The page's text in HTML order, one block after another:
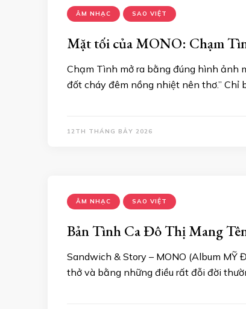
ÂM NHẠC SAO VIỆT
Mặt tối của MONO: Chạm
Chạm Tình mở ra bằng đúng hình ảnh
đốt cháy đêm nồng nhiệt nên thơ.”
12TH THÁNG BẢY 2026
ÂM NHẠC SAO VIỆT
Bản Tình Ca Đô Thị Mang
Sandwich & Story – MONO (Album MỸ
thở và bằng những điều rất đỗi đời